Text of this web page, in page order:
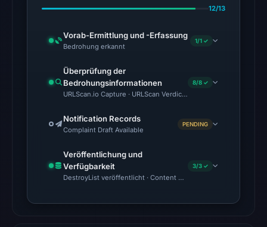
available;
current
is
unverified.
Other
observations:
external
blocklist
were
12/13
Vorab-Ermittlung und -Erfassung
Bedrohung erkannt
1/1 ✓
Überprüfung der
Bedrohungsinformationen
URLScan.io Capture · URLScan Verdict · Cloudflare Radar
8/8 ✓
Notification Records
Complaint Draft Available
PENDING
Veröffentlichung und
Verfügbarkeit
DestroyList veröffentlicht · Content Observed Unavailable ·
3/3 ✓